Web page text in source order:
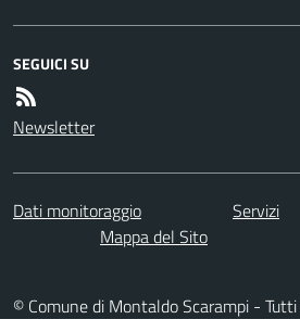
SEGUICI SU
Newsletter
Dati monitoraggio Servizi
Mappa del Sito
© Comune di Montaldo Scarampi -